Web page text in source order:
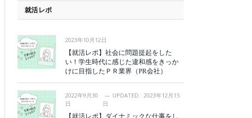
就活レポ
2023年10月12日
【就活レポ】社会に問題提起をした
い！学生時代に感じた違和感をきっか
けに目指したＰＲ業界（PR会社）
2022年9月30
日
UPDATED: 2023年12月15
日
【就活レポ】ダイナミックな仕事をし